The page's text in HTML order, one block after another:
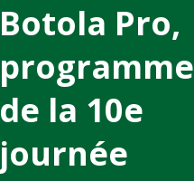
Botola Pro,
programme
de la 10e
journée